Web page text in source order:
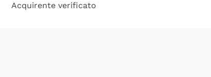
Acquirente verificato